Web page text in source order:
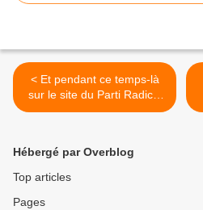
< Et pendant ce temps-là
sur le site du Parti Radical
d'Aulnay-sous-Bois...
Hébergé par Overblog
Top articles
Pages